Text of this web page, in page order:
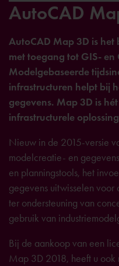
AutoCAD
AutoCAD Map 3D is het
met toegang tot GIS- en
Modelgebaseerde
infrastructuren helpt bij
gegevens. Map 3D is
infrastructurele
Nieuw in de 2015-versie
modelcreatie- en
en planningstools, het
gegevens uitwisselen
ter ondersteuning van
gebruik van
Bij de aankoop van een
Map 3D 2018, heeft u ook